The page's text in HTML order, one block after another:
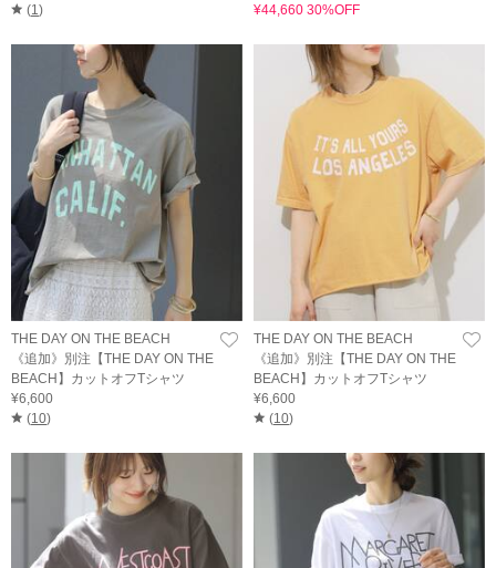
(1 )
¥44,660 30%OFF
THE DAY ON THE BEACH
《追加》別注【THE DAY ON THE
BEACH】カットオフTシャツ
¥6,600
(10)
THE DAY ON THE BEACH
《追加》別注【THE DAY ON THE
BEACH】カットオフTシャツ
¥6,600
(10)